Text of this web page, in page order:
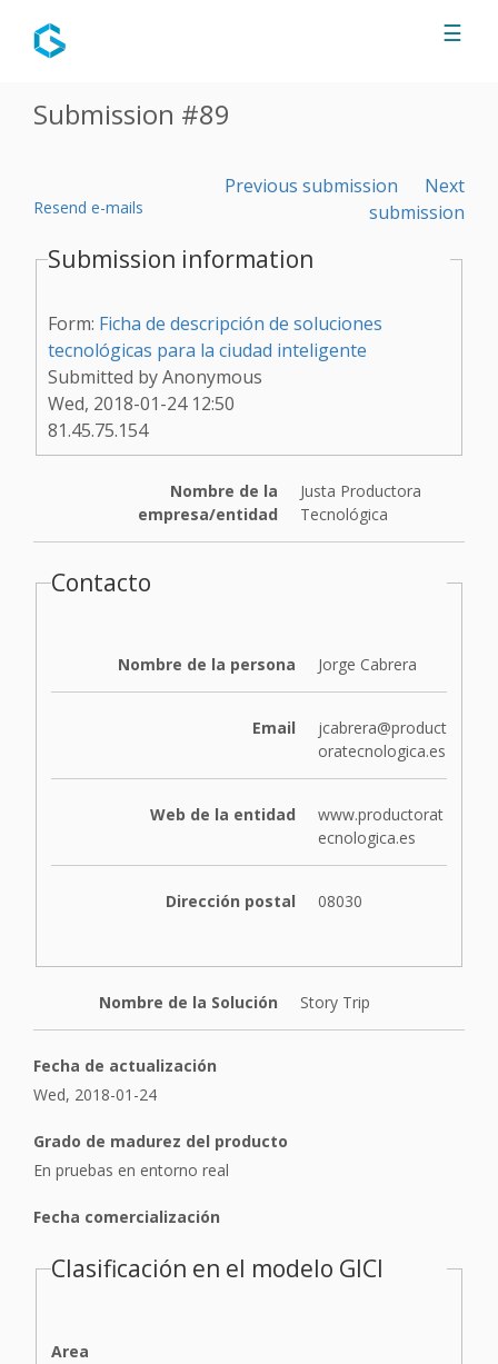
Submission #89
Resend e-mails
Previous submission
Next
submission
Submission information
Form: Ficha de descripción de soluciones
tecnológicas para la ciudad inteligente
Submitted byAnonymous
Wed, 2018-01-24 12:50
81.45.75.154
Nombre de la
empresa/entidad
Justa Productora
Tecnológica
Contacto
Nombre de la persona Jorge Cabrera
Email
jcabrera@product
oratecnologica.es
Web de la entidad
www.productorat
ecnologica.es
Dirección postal 08030
Nombre de la Solución Story Trip
Fecha de actualización
Wed, 2018-01-24
Grado de madurez del producto
En pruebas en entorno real
Fecha comercialización
Clasificación en el modelo GICI
Area
☰